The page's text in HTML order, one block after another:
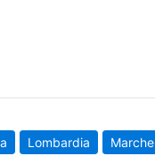
Lombardia Marche